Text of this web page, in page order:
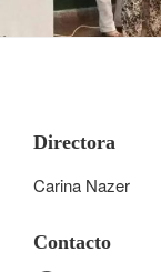
Directora
Carina Nazer
Contacto